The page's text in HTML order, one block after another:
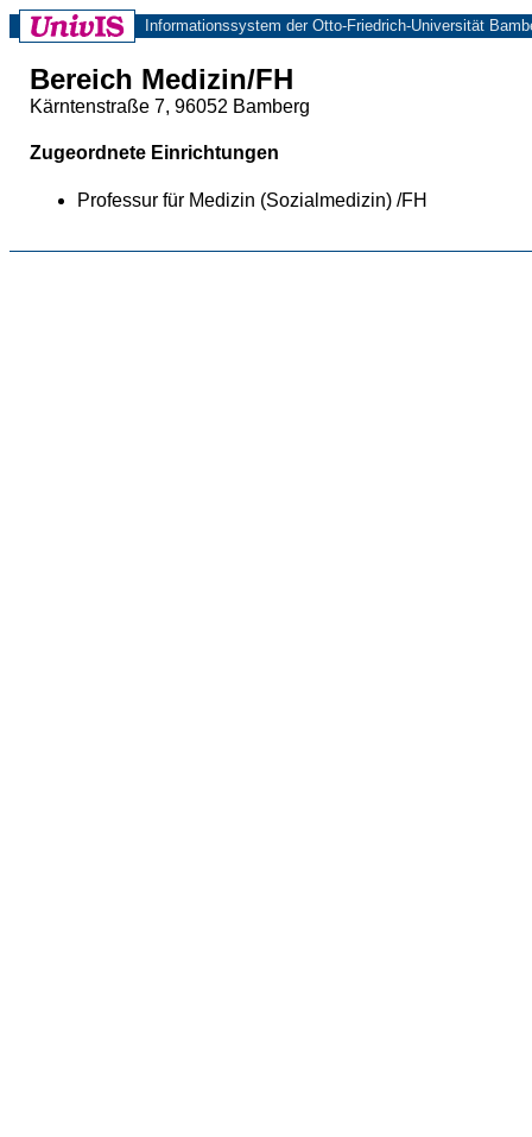
Informationssystem der Otto-Friedrich-Universität
Bereich Medizin/FH
Kärntenstraße 7, 96052 Bamberg
Zugeordnete Einrichtungen
Professur für Medizin (Sozialmedizin) /FH